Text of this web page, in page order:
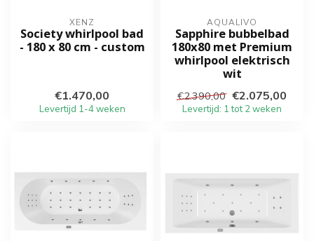
XENZ
Society whirlpool bad
- 180 x 80 cm - custom
€1.470,00
Levertijd 1-4 weken
AQUALIVO
Sapphire bubbelbad
180x80 met Premium
whirlpool elektrisch
wit
€2.390,00 €2.075,00
Levertijd: 1 tot 2 weken